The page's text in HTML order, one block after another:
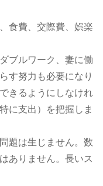
食費、交際費、娯楽
ブルワーク、妻に働
す努力も必要になり
きるようにしなけれ
に支出）を把握しま
題は生じません。数
ありません。長いス